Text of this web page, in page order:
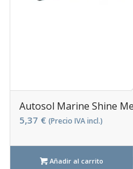
Autosol Marine Shine
5,37 € (Precio IVA incl.)
Añadir al carrito